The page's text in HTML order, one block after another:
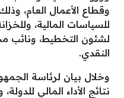
وقطاع الأعمال العام،
للسياسات المالية،
لشئون التخطيط، ونائب
النقدي.
وخلال بيان لرئاسة
نتائج الأداء المالي